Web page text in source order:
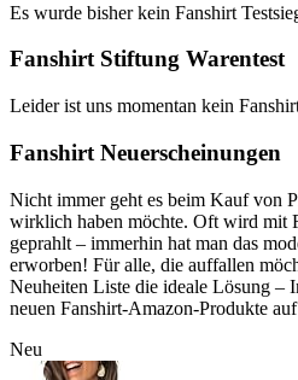
Es wurde bisher kein Fanshirt
Fanshirt Stiftung Warentest
Leider ist uns momentan kein
Fanshirt Neuerscheinungen
Nicht immer geht es beim Kauf von
wirklich haben möchte. Oft wird mit
geprahlt – immerhin hat man das
erworben! Für alle, die auffallen
Neuheiten Liste die ideale Lösung –
neuen Fanshirt-Amazon-Produkte
Neu